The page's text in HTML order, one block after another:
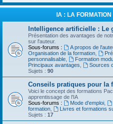
IA : LA
Intelligence artificielle : Le
Présentation des avantages de
sur l'auteur.
Sous-forums :
A propos de
Organisation de la formation
personnalisable
Formation
Principaux avantages
Sources
Sujets : 90
Conseils pratiques pour la
Voici le concept des formations
apprentissage de l'IA
Sous-forums :
Mode d'emploi,
formation
Livres et formations
Sujets : 17